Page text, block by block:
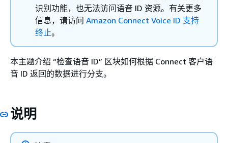
识别功能，也无法访问语音 ID 资源。有关更多
信息，请访问 Amazon Connect Voice ID 支持
终止。
本主题介绍 “检查语音 ID” 区块如何根据 Connect 客户语
音 ID 返回的数据进行分支。
说明